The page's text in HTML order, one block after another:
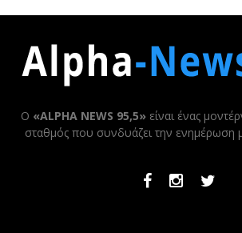
Ο «ALPHA NEWS 95,5» είναι ένας
σταθμός που συνδυάζει την ενημέρωση
FacebookInstagramTwitter